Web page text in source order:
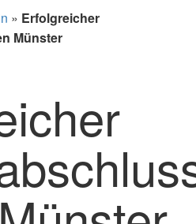
» Erfolgreicher
Münster